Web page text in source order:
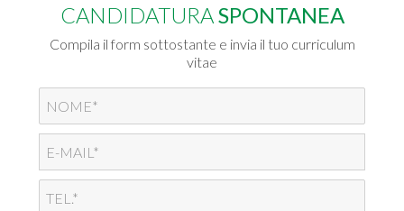
CANDIDATURASPONTANEA
Compila il form sottostante e invia il tuo curriculum
vitae